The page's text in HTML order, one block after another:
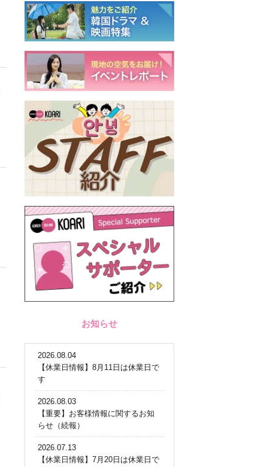
お知らせ
2026.08.04
【休業日情報】8月11日は休業日で
す
2026.08.03
【重要】お客様情報に関するお知
らせ（続報）
2026.07.13
【休業日情報】7月20日は休業日で